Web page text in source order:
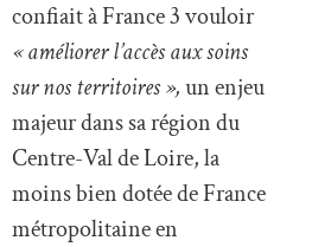
confiait à France 3 vouloir
« améliorer l’accès aux soins
sur nos territoires »,un enjeu
majeur dans sa région du
Centre-Val de Loire, la
moins bien dotée de France
métropolitaine en